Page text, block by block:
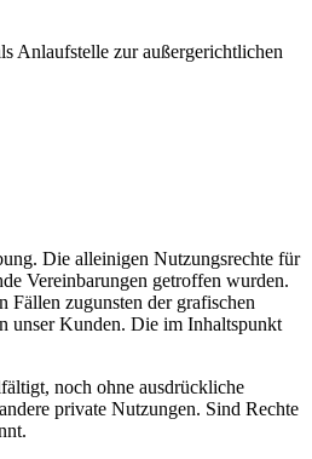
Anlaufstelle zur außergerichtlichen
Die alleinigen Nutzungsrechte für
Vereinbarungen getroffen wurden.
Fällen zugunsten der grafischen
unser Kunden. Die im Inhaltspunkt
noch ohne ausdrückliche
private Nutzungen. Sind Rechte